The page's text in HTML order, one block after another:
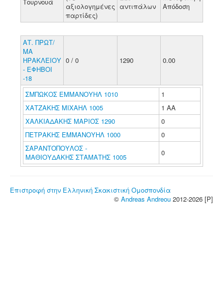
αξιολογημένες
παρτίδες)
αντιπάλων
Απόδοση
ΑΤ. ΠΡΩΤ/
ΜΑ
ΗΡΑΚΛΕΙΟΥ
- ΕΦΗΒΟΙ
-18
0 / 0 1290 0.00
ΣΜΠΩΚΟΣ ΕΜΜΑΝΟΥΗΛ 1010
1
ΧΑΤΖΑΚΗΣ ΜΙΧΑΗΛ 1005
1 ΑΑ
ΧΑΛΚΙΑΔΑΚΗΣ ΜΑΡΙΟΣ 1290
0
ΠΕΤΡΑΚΗΣ ΕΜΜΑΝΟΥΗΛ 1000
0
ΣΑΡΑΝΤΟΠΟΥΛΟΣ -
ΜΑΘΙΟΥΔΑΚΗΣ ΣΤΑΜΑΤΗΣ 1005
0
Επιστροφή στην Ελληνική Σκακιστική Ομοσπονδία
© Andreas Andreou 2012-2026 [P]